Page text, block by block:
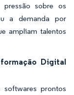
pressão sobre os
a demanda por
ampliam talentos
Digital
softwares prontos